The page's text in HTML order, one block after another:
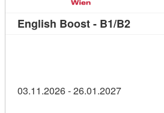
English Boost - B1/B2
03.11.2026 - 26.01.2027